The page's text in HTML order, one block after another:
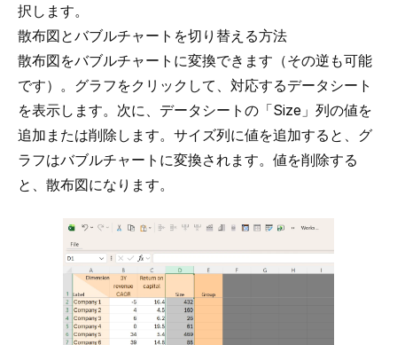
択します。
散布図とバブルチャートを切り替える方法
散布図をバブルチャート に変換できます（その逆も可能
です）。グラフをクリックして、対応するデータシート
を表示します。次に、データシートの「Size」列の値を
追加または削除します。サイズ列に値を追加すると、グ
ラフはバブルチャートに変換されます。値を削除する
と、散布図になります。